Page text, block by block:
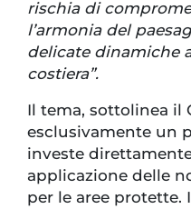
rischia di
l’armonia del
delicate dinamiche
costiera”.
Il tema, sottolinea il
esclusivamente un
investe
applicazione delle
per le aree protette.